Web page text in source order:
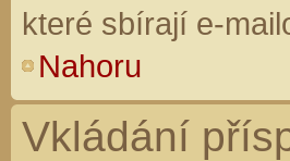
které sbírají e-
Nahoru
Vkládání